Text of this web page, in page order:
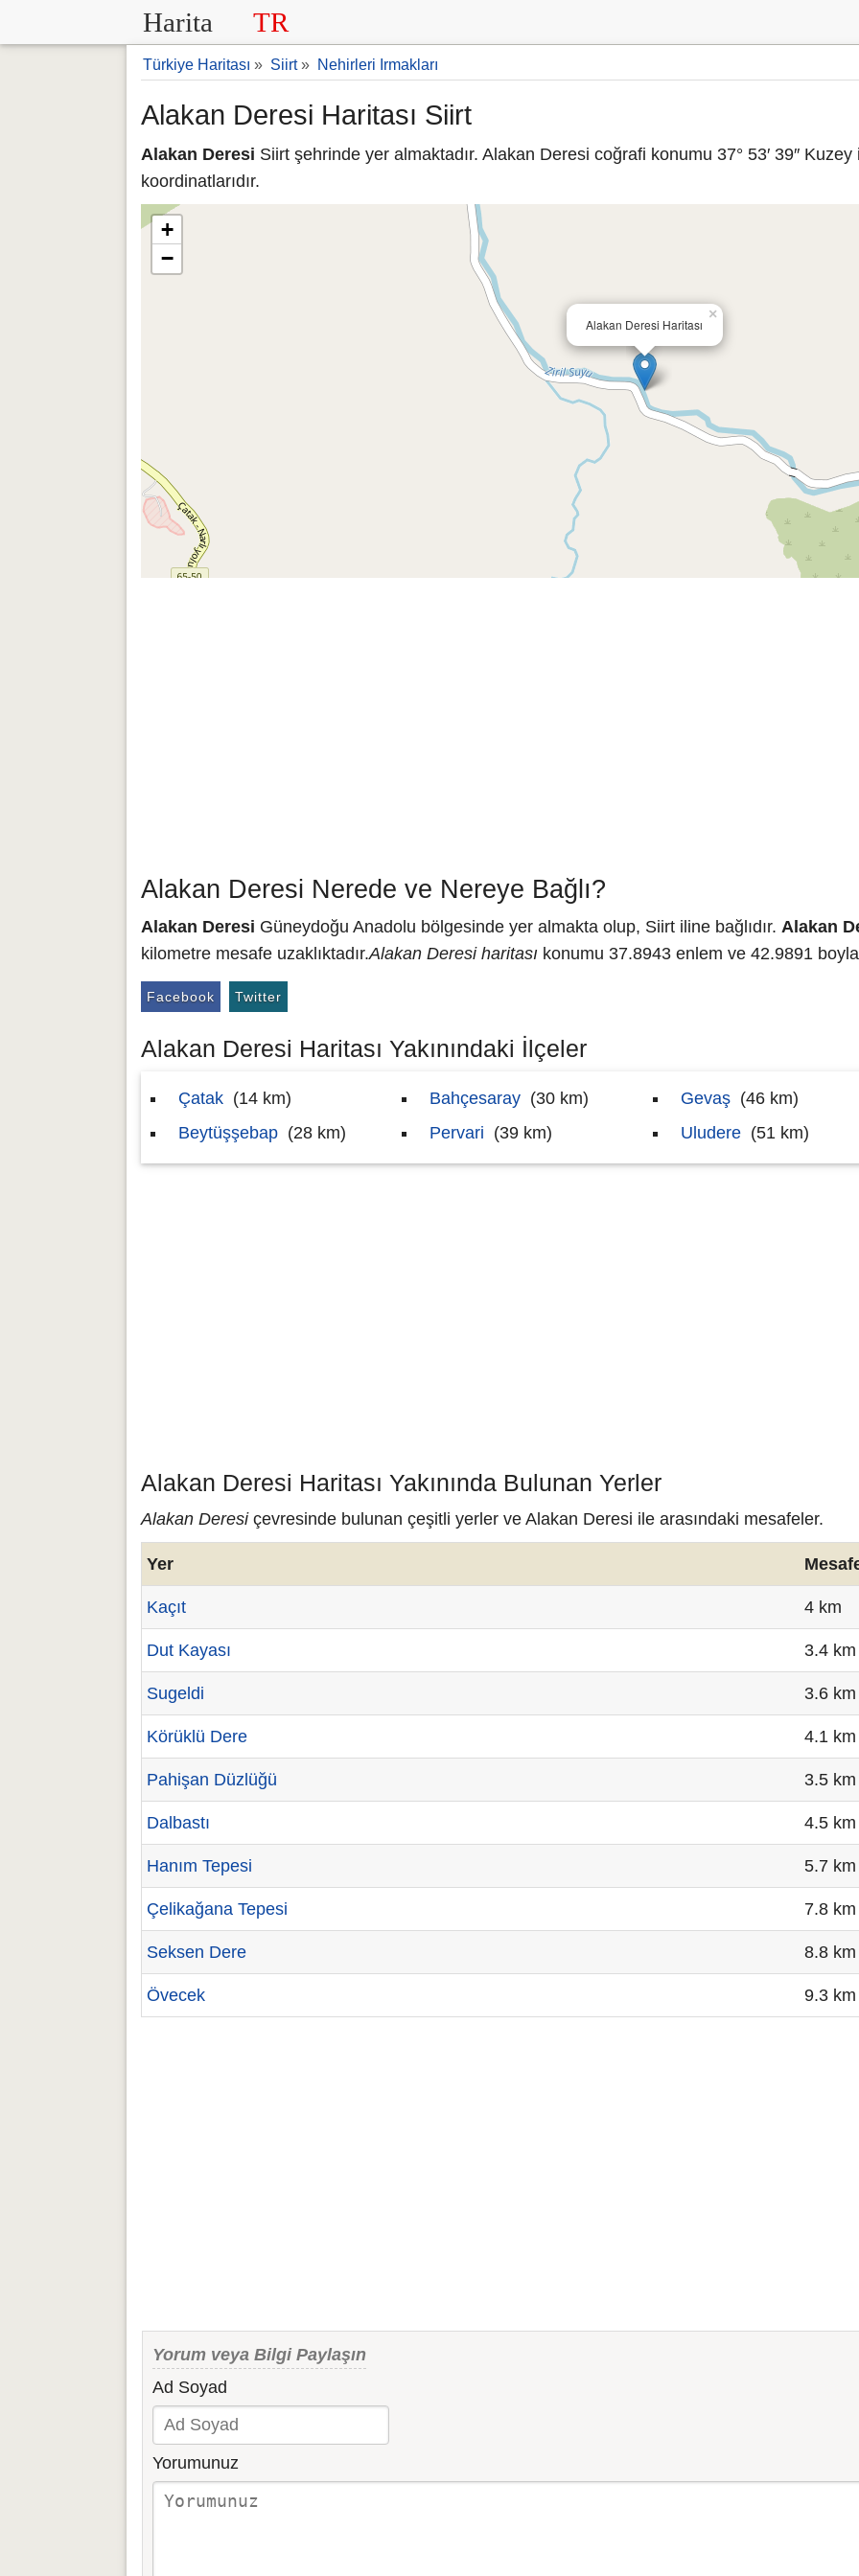
Harita TR
Türkiye Haritası » Siirt» Nehirleri Irmakları
Alakan Deresi Haritası Siirt
Alakan Deresi Siirt şehrinde yer almaktadır. Alakan Deresi coğrafi konumu 37° 53′ 39″ Kuzey
koordinatlarıdır.
Alakan Deresi Haritası
×
+
−
Alakan Deresi Nerede ve Nereye Bağlı?
Alakan Deresi Güneydoğu Anadolu bölgesinde yer almakta olup, Siirt iline bağlıdır. Alakan
kilometre mesafe uzaklıktadır.Alakan Deresi haritası konumu 37.8943 enlem ve 42.9891
Facebook Twitter
Alakan Deresi Haritası Yakınındaki İlçeler
Çatak (14 km)
Beytüşşebap (28 km)
Bahçesaray (30 km)
Pervari (39 km)
Gevaş (46 km)
Uludere (51 km)
Alakan Deresi Haritası Yakınında Bulunan Yerler
Alakan Deresiçevresinde bulunan çeşitli yerler ve Alakan Deresi ile arasındaki mesafeler.
Yer
Kaçıt 4 km
Dut Kayası 3.4 km
Sugeldi 3.6 km
Körüklü Dere 4.1 km
Pahişan Düzlüğü 3.5 km
Dalbastı 4.5 km
Hanım Tepesi 5.7 km
Çelikağana Tepesi 7.8 km
Seksen Dere 8.8 km
Övecek 9.3 km
Yorum veya Bilgi Paylaşın
Ad Soyad
Yorumunuz